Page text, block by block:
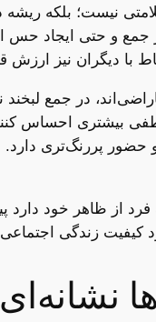
نیست؛ بلکه
و حتی ایجاد حس
با دیگران نیز
در جمع
بیشتری احساس
پررنگ‌تری دارد.
از ظاهر خود دارد
زندگی اجتماعی